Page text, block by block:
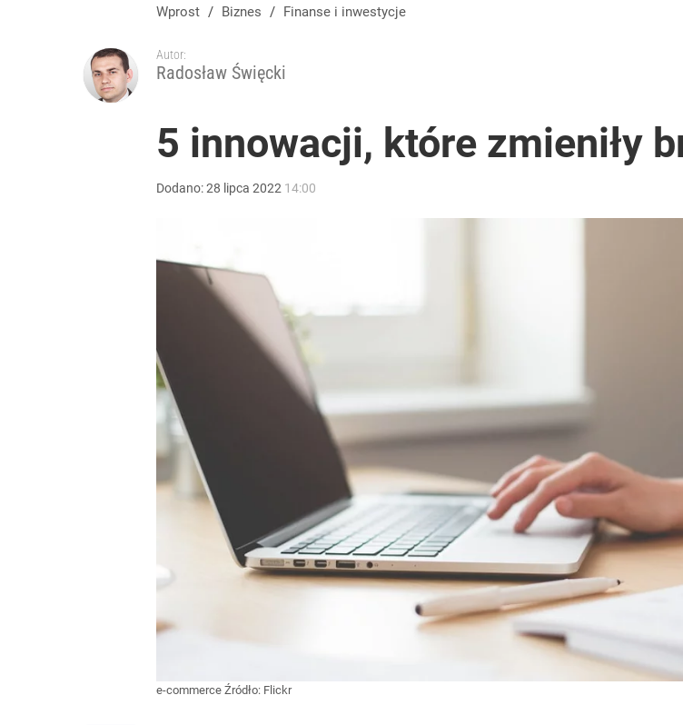
Wprost / Biznes / Finanse i inwestycje
Autor:
Radosław Święcki
5 innowacji, które zmieniły
Dodano:28 lipca 2022 14:00
e-commerce Źródło: Flickr